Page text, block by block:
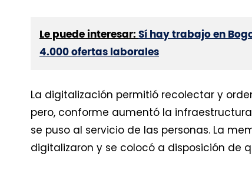
Le puede interesar: Sí hay trabajo en
4.000 ofertas laborales
La digitalización permitió recolectar y
pero, conforme aumentó la
se puso al servicio de las personas. La
digitalizaron y se colocó a disposición de